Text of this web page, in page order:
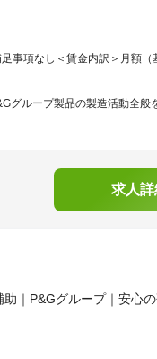
事項なし＜賃金内訳＞月額（
ループ製品の製造活動全般
求人
｜P&Gグループ｜安心